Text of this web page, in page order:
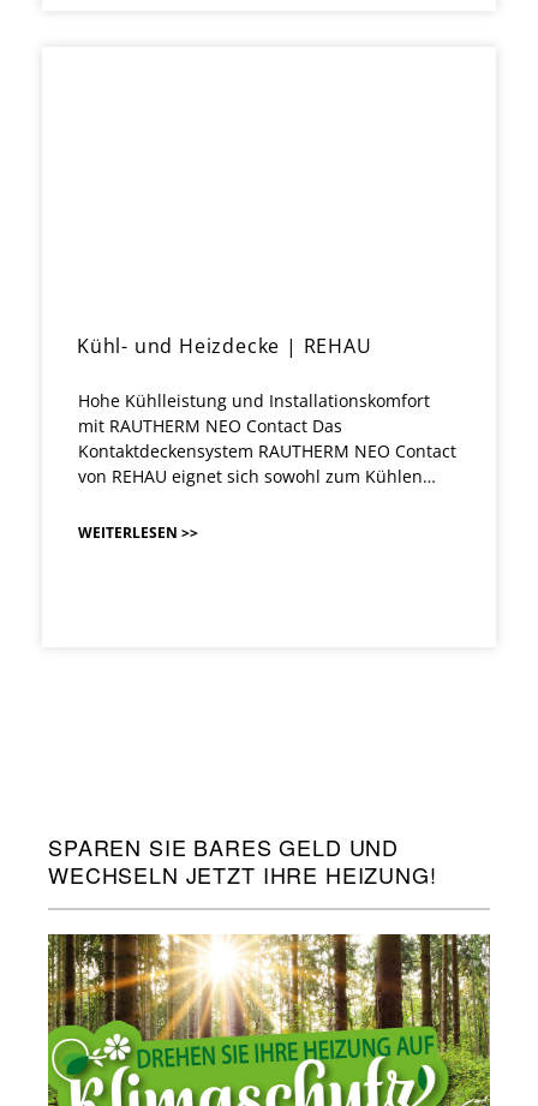
Kühl- und Heizdecke | REHAU
Hohe Kühlleistung und Installationskomfort
mit RAUTHERM NEO Contact Das
Kontaktdeckensystem RAUTHERM NEO Contact
von REHAU eignet sich sowohl zum Kühlen…
WEITERLESEN >>
SPAREN SIE BARES GELD UND
WECHSELN JETZT IHRE HEIZUNG!